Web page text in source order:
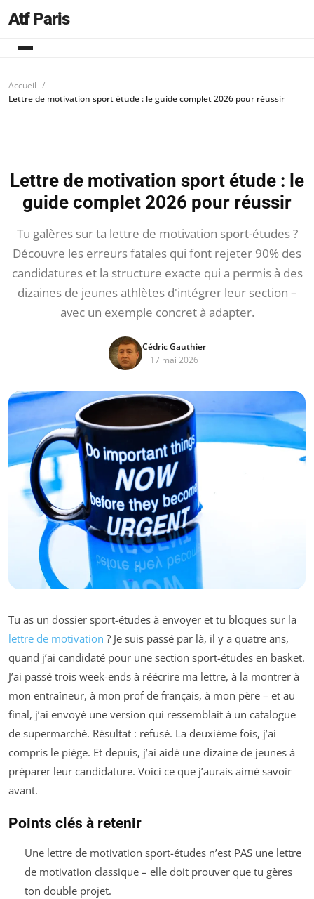
Atf Paris
Accueil
Lettre de motivation sport étude : le guide complet 2026 pour réussir
Lettre de motivation sport étude : le
guide complet 2026 pour réussir
Tu galères sur ta lettre de motivation sport-études ?
Découvre les erreurs fatales qui font rejeter 90% des
candidatures et la structure exacte qui a permis à des
dizaines de jeunes athlètes d'intégrer leur section –
avec un exemple concret à adapter.
Cédric Gauthier
17 mai 2026
Tu as un dossier sport-études à envoyer et tu bloques sur la
lettre de motivation ? Je suis passé par là, il y a quatre ans,
quand j’ai candidaté pour une section sport-études en basket.
J’ai passé trois week-ends à réécrire ma lettre, à la montrer à
mon entraîneur, à mon prof de français, à mon père – et au
final, j’ai envoyé une version qui ressemblait à un catalogue
de supermarché. Résultat : refusé. La deuxième fois, j’ai
compris le piège. Et depuis, j’ai aidé une dizaine de jeunes à
préparer leur candidature. Voici ce que j’aurais aimé savoir
avant.
Points clés à retenir
Une lettre de motivation sport-études n’est PAS une lettre
de motivation classique – elle doit prouver que tu gères
ton double projet.